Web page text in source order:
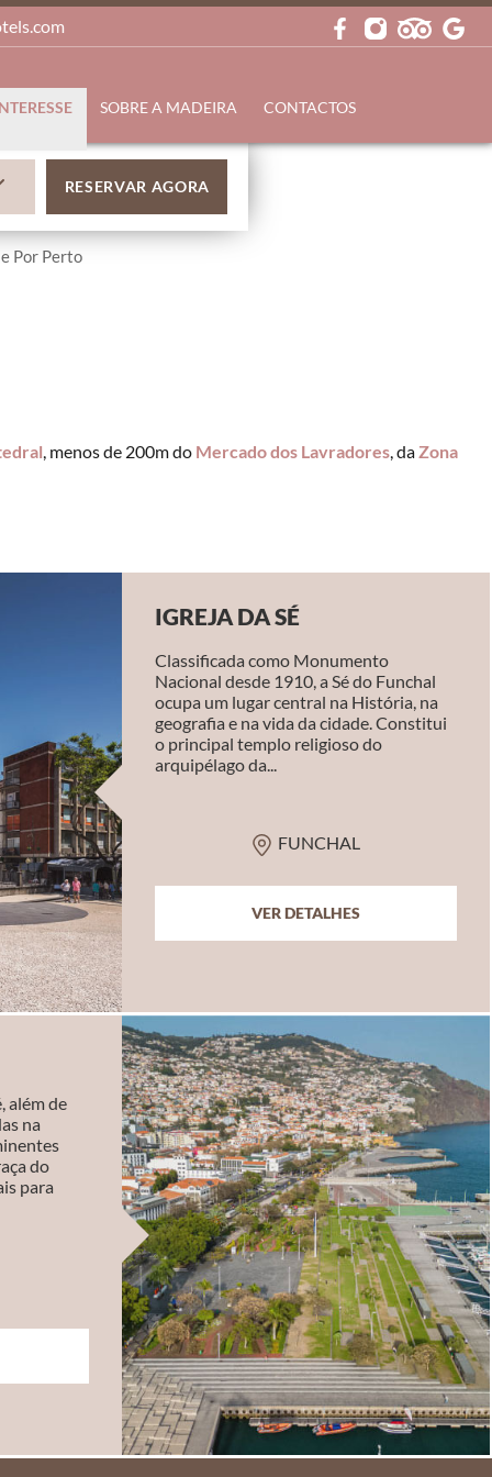
SOBRE A MADEIRA CONTACTOS
RESERVAR AGORA
Por Perto
, menos de 200m do Mercado dos Lavradores, daZona
IGREJA DA SÉ
Classificada como Monumento
Nacional desde 1910, a Sé do Funchal
ocupa um lugar central na História, na
geografia e na vida da cidade. Constitui
o principal templo religioso do
arquipélago da...
FUNCHAL
VER DETALHES
além de
na
do
para